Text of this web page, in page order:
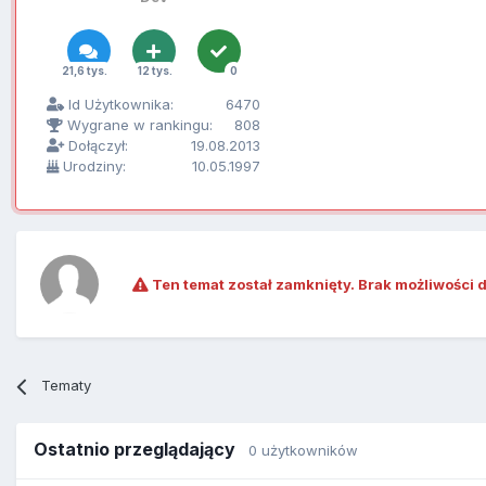
21,6 tys. 12 tys. 0
Id Użytkownika:
6470
Wygrane w rankingu:
808
Dołączył:
19.08.2013
Urodziny:
10.05.1997
Ten temat został zamknięty. Brak możliwości
Tematy
Ostatnio przeglądający 0 użytkowników